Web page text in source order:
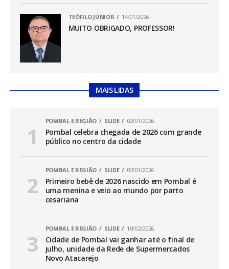
TEÓFILO JÚNIOR 14/01/2026
MUITO OBRIGADO, PROFESSOR!
MAIS LIDAS
POMBAL E REGIÃO SLIDE 02/01/2026
Pombal celebra chegada de 2026 com grande
público no centro da cidade
POMBAL E REGIÃO SLIDE 02/01/2026
Primeiro bebê de 2026 nascido em Pombal é
uma menina e veio ao mundo por parto
cesariana
POMBAL E REGIÃO SLIDE 10/02/2026
Cidade de Pombal vai ganhar até o final de
julho, unidade da Rede de Supermercados
Novo Atacarejo